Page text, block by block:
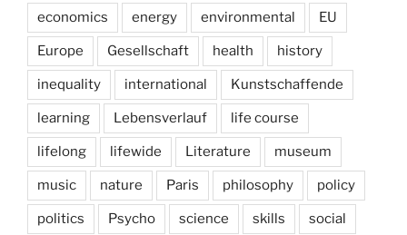
economics energy environmental EU
Europe Gesellschaft health history
inequality international Kunstschaffende
learning Lebensverlauf life course
lifelong lifewide Literature museum
music nature Paris philosophy policy
politics Psycho science skills social